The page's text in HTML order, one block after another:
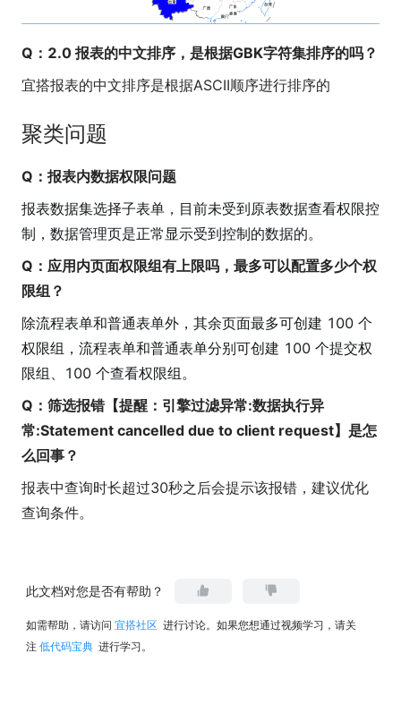
Q：2.0 报表的中文排序，是根据GBK字符集排序的吗？
宜搭报表的中文排序是根据ASCII顺序进行排序的
聚类问题
Q：报表内数据权限问题
报表数据集选择子表单，目前未受到原表数据查看权限控
制，数据管理页是正常显示受到控制的数据的。
Q：应用内页面权限组有上限吗，最多可以配置多少个权
限组？
除流程表单和普通表单外，其余页面最多可创建 100 个
权限组，流程表单和普通表单分别可创建 100 个提交权
限组、100 个查看权限组。
Q：筛选报错【提醒：引擎过滤异常:数据执行异
常:Statement cancelled due to client request】是怎
么回事？
报表中查询时长超过30秒之后会提示该报错，建议优化
查询条件。
此文档对您是否有帮助？
如需帮助，请访问 宜搭社区 进行讨论。如果您想通过视频学习，请关
注 低代码宝典 进行学习。